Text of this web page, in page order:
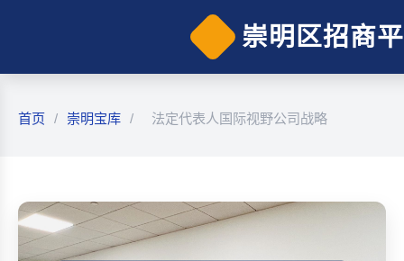
崇明区招商
首页 / 崇明宝库 / 法定代表人国际视野公司战略